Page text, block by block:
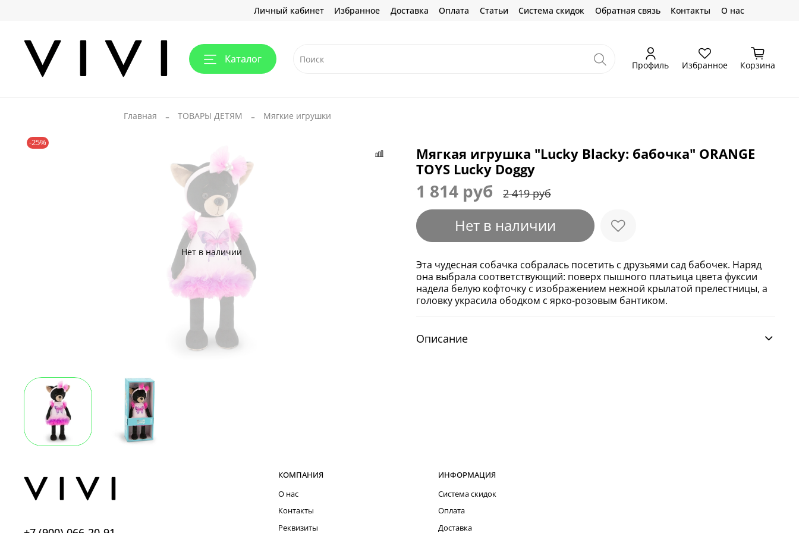
Личный кабинет Избранное Доставка Оплата Статьи Система скидок Обратная связь Контакты О нас
Каталог Профиль Избранное Корзина
Главная ТОВАРЫ ДЕТЯМ Мягкие игрушки
Нет в наличии
-25%
Мягкая игрушка "Lucky Blacky: бабочка" ORANGE
TOYS Lucky Doggy
1 814 руб 2 419 руб
Нет в наличии
Эта чудесная собачка собралась посетить с друзьями сад бабочек. Наряд
она выбрала соответствующий: поверх пышного платьица цвета фуксии
надела белую кофточку с изображением нежной крылатой прелестницы, а
головку украсила ободком с ярко-розовым бантиком.
Описание
КОМПАНИЯ
О нас
Контакты
Реквизиты
ИНФОРМАЦИЯ
Система скидок
Оплата
Доставка